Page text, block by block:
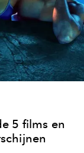
5 films en